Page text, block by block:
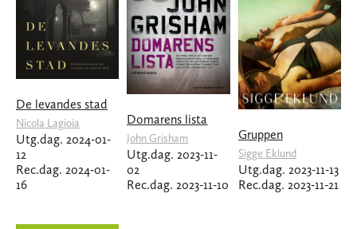
De levandes stad
Nicola Lagioia
Utg.dag. 2024-01-
12
Rec.dag. 2024-01-
16
Domarens lista
John Grisham
Utg.dag. 2023-11-
02
Rec.dag. 2023-11-10
Gruppen
Sigge Eklund
Utg.dag. 2023-11-13
Rec.dag. 2023-11-21